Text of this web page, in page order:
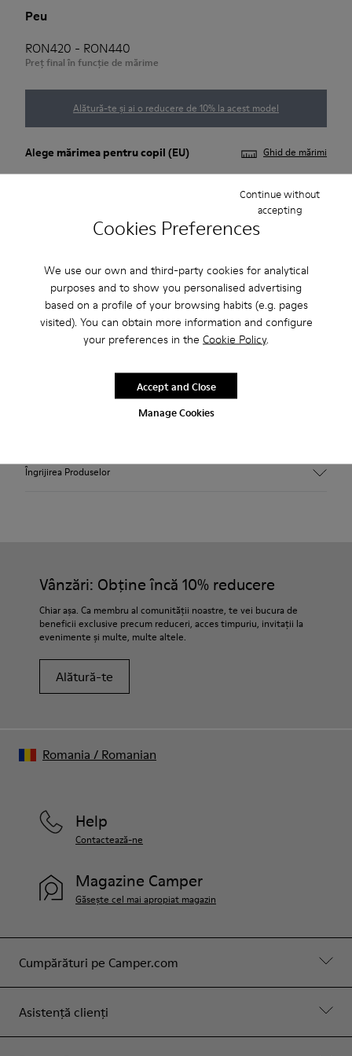
Cookies Preferences
We use our own and third-party cookies for analytical
purposes and to show you personalised advertising
based on a profile of your browsing habits (e.g. pages
visited). You can obtain more information and configure
your preferences in the Cookie Policy.
Manage Cookies
Continue without
accepting
Accept and Close
Peu
RON420 - RON440
Preț final în funcție de mărime
Alătură-te și ai o reducere de 10% la acest model
Alege mărimea pentru copil (EU) Ghid de mărimi
29 30
32 33 34
Au mai rămas câteva bucăți
Adaugă în coș
Livrare standard și în magazin gratuită pentru achiziții de
Îngrijirea Produselor
Vânzări: Obține încă 10% reducere
Chiar așa. Ca membru al comunității noastre, te vei bucura de
beneficii exclusive precum reduceri, acces timpuriu, invitații la
evenimente și multe, multe altele.
Alătură-te
Cumpărături pe Camper.com
Asistență clienți
Help
Contactează-ne
Magazine Camper
Găsește cel mai apropiat magazin
Romania / Romanian